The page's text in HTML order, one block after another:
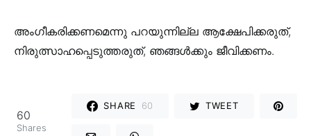
അംഗീകരിക്കണമെന്നു പറയുന്നില്ല ആക്ഷേപിക്കരുത്,
നിരുത്സാഹപ്പെടുത്തരുത്, ഞങ്ങൾക്കും ജീവിക്കണം.
60
Shares
SHARE 60 TWEET